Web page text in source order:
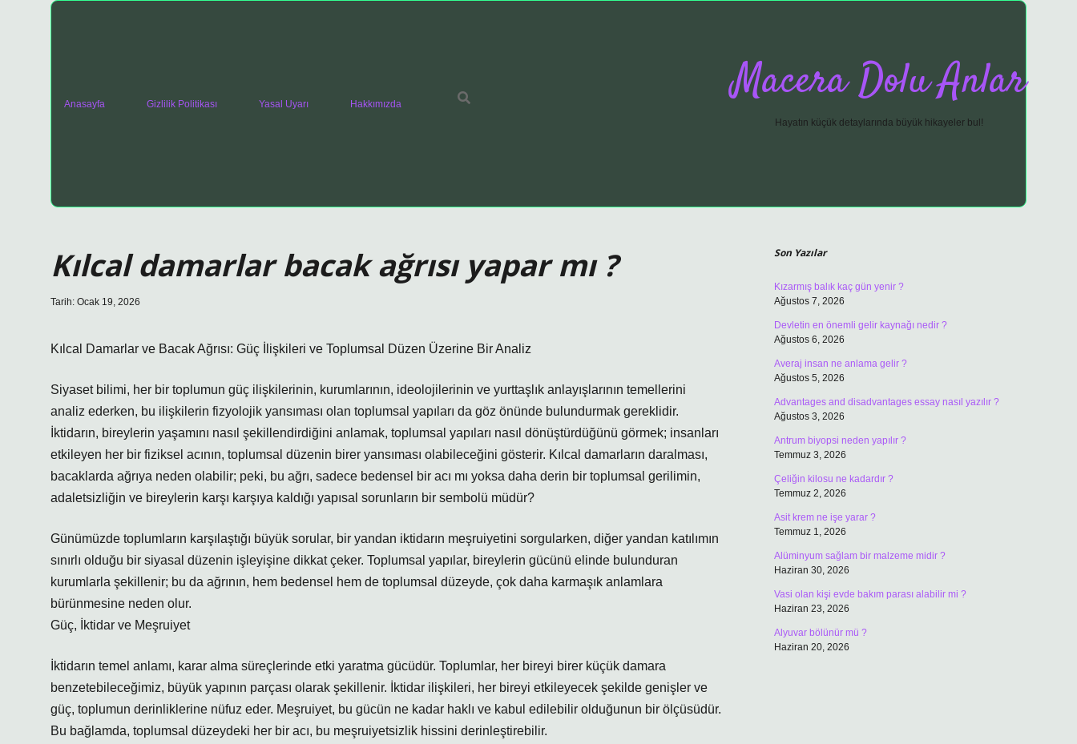
Anasayfa Gizlilik Politikası Yasal Uyarı Hakkımızda Macera Dolu Anlar
Hayatın küçük detaylarında büyük hikayeler bul!
Kılcal damarlar bacak ağrısı yapar mı ?
Tarih: Ocak 19, 2026
Kılcal Damarlar ve Bacak Ağrısı: Güç İlişkileri ve Toplumsal Düzen Üzerine Bir Analiz
Siyaset bilimi, her bir toplumun güç ilişkilerinin, kurumlarının, ideolojilerinin ve yurttaşlık anlayışlarının temellerini
analiz ederken, bu ilişkilerin fizyolojik yansıması olan toplumsal yapıları da göz önünde bulundurmak gereklidir.
İktidarın, bireylerin yaşamını nasıl şekillendirdiğini anlamak, toplumsal yapıları nasıl dönüştürdüğünü görmek; insanları
etkileyen her bir fiziksel acının, toplumsal düzenin birer yansıması olabileceğini gösterir. Kılcal damarların daralması,
bacaklarda ağrıya neden olabilir; peki, bu ağrı, sadece bedensel bir acı mı yoksa daha derin bir toplumsal gerilimin,
adaletsizliğin ve bireylerin karşı karşıya kaldığı yapısal sorunların bir sembolü müdür?
Günümüzde toplumların karşılaştığı büyük sorular, bir yandan iktidarın meşruiyetini sorgularken, diğer yandan katılımın
sınırlı olduğu bir siyasal düzenin işleyişine dikkat çeker. Toplumsal yapılar, bireylerin gücünü elinde bulunduran
kurumlarla şekillenir; bu da ağrının, hem bedensel hem de toplumsal düzeyde, çok daha karmaşık anlamlara
bürünmesine neden olur.
Güç, İktidar ve Meşruiyet
İktidarın temel anlamı, karar alma süreçlerinde etki yaratma gücüdür. Toplumlar, her bireyi birer küçük damara
benzetebileceğimiz, büyük yapının parçası olarak şekillenir. İktidar ilişkileri, her bireyi etkileyecek şekilde genişler ve
güç, toplumun derinliklerine nüfuz eder. Meşruiyet, bu gücün ne kadar haklı ve kabul edilebilir olduğunun bir ölçüsüdür.
Bu bağlamda, toplumsal düzeydeki her bir acı, bu meşruiyetsizlik hissini derinleştirebilir.
Son Yazılar
Kızarmış balık kaç gün yenir ?
Ağustos 7, 2026
Devletin en önemli gelir kaynağı nedir ?
Ağustos 6, 2026
Averaj insan ne anlama gelir ?
Ağustos 5, 2026
Advantages and disadvantages essay nasıl yazılır ?
Ağustos 3, 2026
Antrum biyopsi neden yapılır ?
Temmuz 3, 2026
Çeliğin kilosu ne kadardır ?
Temmuz 2, 2026
Asit krem ne işe yarar ?
Temmuz 1, 2026
Alüminyum sağlam bir malzeme midir ?
Haziran 30, 2026
Vasi olan kişi evde bakım parası alabilir mi ?
Haziran 23, 2026
Alyuvar bölünür mü ?
Haziran 20, 2026